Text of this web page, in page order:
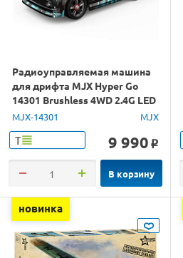
Радиоуправляемая машина
для дрифта MJX Hyper Go
14301 Brushless 4WD 2.4G LED
1/14 RTR
MJX-14301 MJX
Т 9 990 o
В корзину
новинка